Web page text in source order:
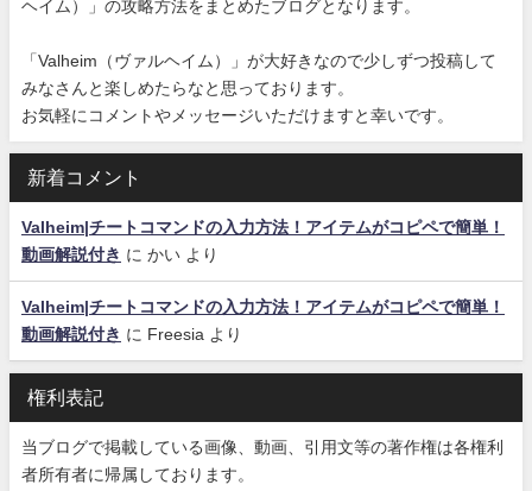
ヘイム）」の攻略方法をまとめたブログとなります。
「Valheim（ヴァルヘイム）」が大好きなので少しずつ投稿して
みなさんと楽しめたらなと思っております。
お気軽にコメントやメッセージいただけますと幸いです。
新着コメント
Valheim|チートコマンドの入力方法！アイテムがコピペで簡単！
動画解説付き に かい より
Valheim|チートコマンドの入力方法！アイテムがコピペで簡単！
動画解説付き に Freesia より
権利表記
当ブログで掲載している画像、動画、引用文等の著作権は各権利
者所有者に帰属しております。